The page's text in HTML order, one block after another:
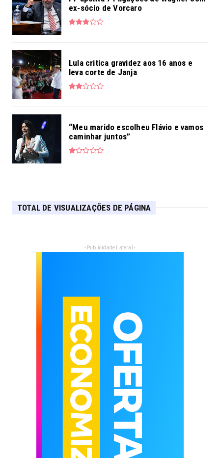
ex-sócio de Vorcaro
Lula critica gravidez aos 16 anos e
leva corte de Janja
“Meu marido escolheu Flávio e vamos
caminhar juntos”
TOTAL DE VISUALIZAÇÕES DE PÁGINA
- Publicidade Lateral -